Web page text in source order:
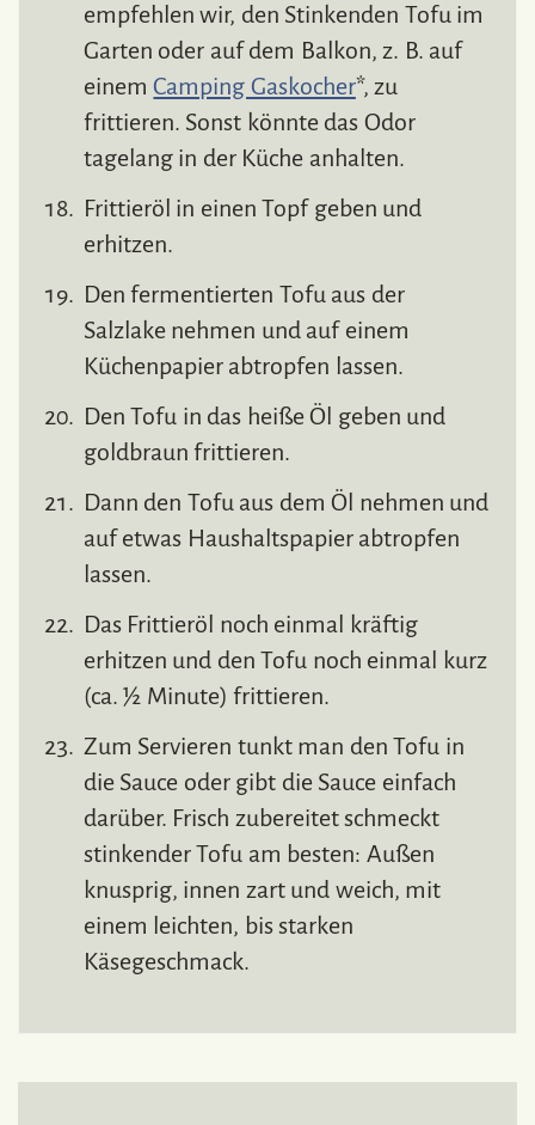
empfehlen wir, den Stinkenden Tofu im
Garten oder auf dem Balkon, z. B. auf
einem Camping Gaskocher*, zu
frittieren. Sonst könnte das Odor
tagelang in der Küche anhalten.
Frittieröl in einen Topf geben und
erhitzen.
Den fermentierten Tofu aus der
Salzlake nehmen und auf einem
Küchenpapier abtropfen lassen.
Den Tofu in das heiße Öl geben und
goldbraun frittieren.
Dann den Tofu aus dem Öl nehmen und
auf etwas Haushaltspapier abtropfen
lassen.
Das Frittieröl noch einmal kräftig
erhitzen und den Tofu noch einmal kurz
(ca. ½ Minute) frittieren.
Zum Servieren tunkt man den Tofu in
die Sauce oder gibt die Sauce einfach
darüber. Frisch zubereitet schmeckt
stinkender Tofu am besten: Außen
knusprig, innen zart und weich, mit
einem leichten, bis starken
Käsegeschmack.